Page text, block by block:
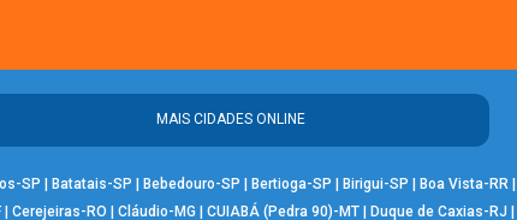
MAIS CIDADES ONLINE
SP | Batatais-SP | Bebedouro-SP | Bertioga-SP | Birigui-SP | Boa Vista-RR |
| Cerejeiras-RO | Cláudio-MG | CUIABÁ (Pedra 90)-MT | Duque de Caxias-RJ |